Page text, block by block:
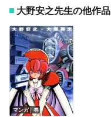
大野安之先生の他作品
マンガ｜巻